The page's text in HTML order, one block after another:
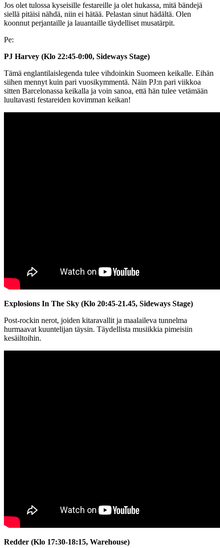
Jos olet tulossa kyseisille festareille ja olet hukassa, mitä bändejä
siellä pitäisi nähdä, niin ei hätää. Pelastan sinut hädältä. Olen
koonnut perjantaille ja lauantaille täydelliset musatärpit.
Pe:
PJ Harvey (Klo 22:45-0:00, Sideways Stage)
Tämä englantilaislegenda tulee vihdoinkin Suomeen keikalle. Eihän
siihen mennyt kuin pari vuosikymmentä. Näin PJ:n pari viikkoa
sitten Barcelonassa keikalla ja voin sanoa, että hän tulee vetämään
luultavasti festareiden kovimman keikan!
Explosions In The Sky (Klo 20:45-21.45, Sideways Stage)
Post-rockin nerot, joiden kitaravallit ja maalaileva tunnelma
hurmaavat kuuntelijan täysin. Täydellista musiikkia pimeisiin
kesäiltoihin.
Redder (Klo 17:30-18:15, Warehouse)